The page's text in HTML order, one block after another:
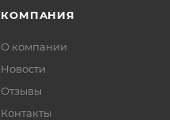
КОМПАНИЯ
О компании
Новости
Отзывы
Контакты